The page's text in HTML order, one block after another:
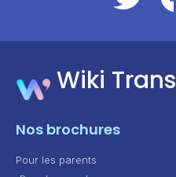
Wiki Trans
Nos brochures
Pour les parents